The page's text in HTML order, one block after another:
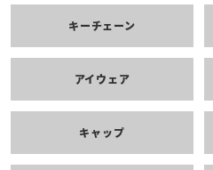
キーチェーン
アイウェア
キャップ